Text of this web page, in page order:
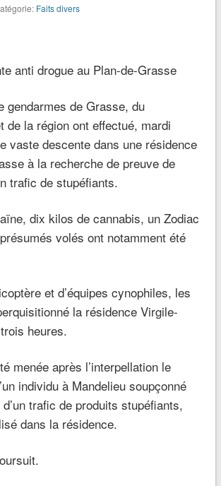
Faits divers
gendarmes de Grasse, du
de la région ont effectué, mardi
vaste descente dans une résidence
à la recherche de preuve de
trafic de stupéfiants.
dix kilos de cannabis, un Zodiac
volés ont notamment été
et d’équipes cynophiles, les
la résidence Virgile-
heures.
menée après l’interpellation le
individu à Mandelieu soupçonné
d’un trafic de produits stupéfiants,
dans la résidence.